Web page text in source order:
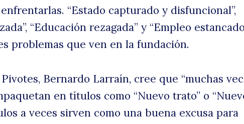
“Estado capturado y disfuncional”,
“Educación rezagada” y “Empleo
problemas que ven en la fundación.
Bernardo Larraín, cree que “muchas
en títulos como “Nuevo trato” o
a veces sirven como una buena excusa para